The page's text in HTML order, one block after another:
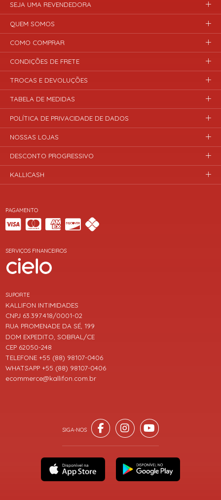
PAGAMENTO
SERVIÇOS FINANCEIROS
SUPORTE
KALLIFON INTIMIDADES
CNPJ 63.397.418/0001-02
RUA PROMENADE DA SÉ, 199
DOM EXPEDITO, SOBRAL/CE
CEP 62050-248
TELEFONE +55 (88) 98107-0406
WHATSAPP +55 (88) 98107-0406
ecommerce@kallifon.com.br
SEJA UMA REVENDEDORA
QUEM SOMOS
COMO COMPRAR
CONDIÇÕES DE FRETE
TROCAS E DEVOLUÇÕES
TABELA DE MEDIDAS
POLÍTICA DE PRIVACIDADE DE DADOS
NOSSAS LOJAS
DESCONTO PROGRESSIVO
KALLICASH